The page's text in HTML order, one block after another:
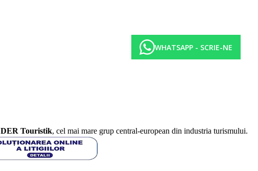
WHATSAPP - SCRIE-NE
DER Touristik, cel mai mare grup central-european din industria turismului.